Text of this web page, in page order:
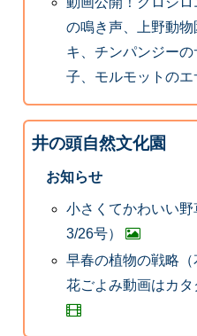
の鳴き声、上野動
キ、チンパンジー
子、モルモットのエ
井の頭自然文化園
お知らせ
小さくてかわいい
3/26号）
早春の植物の戦略（
花ごよみ動画はカタ